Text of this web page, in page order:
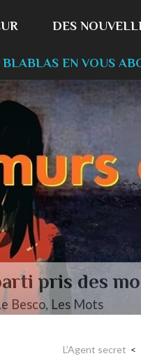
DES
EN VOUS
L’autre
Musique •••
L’Agent secret